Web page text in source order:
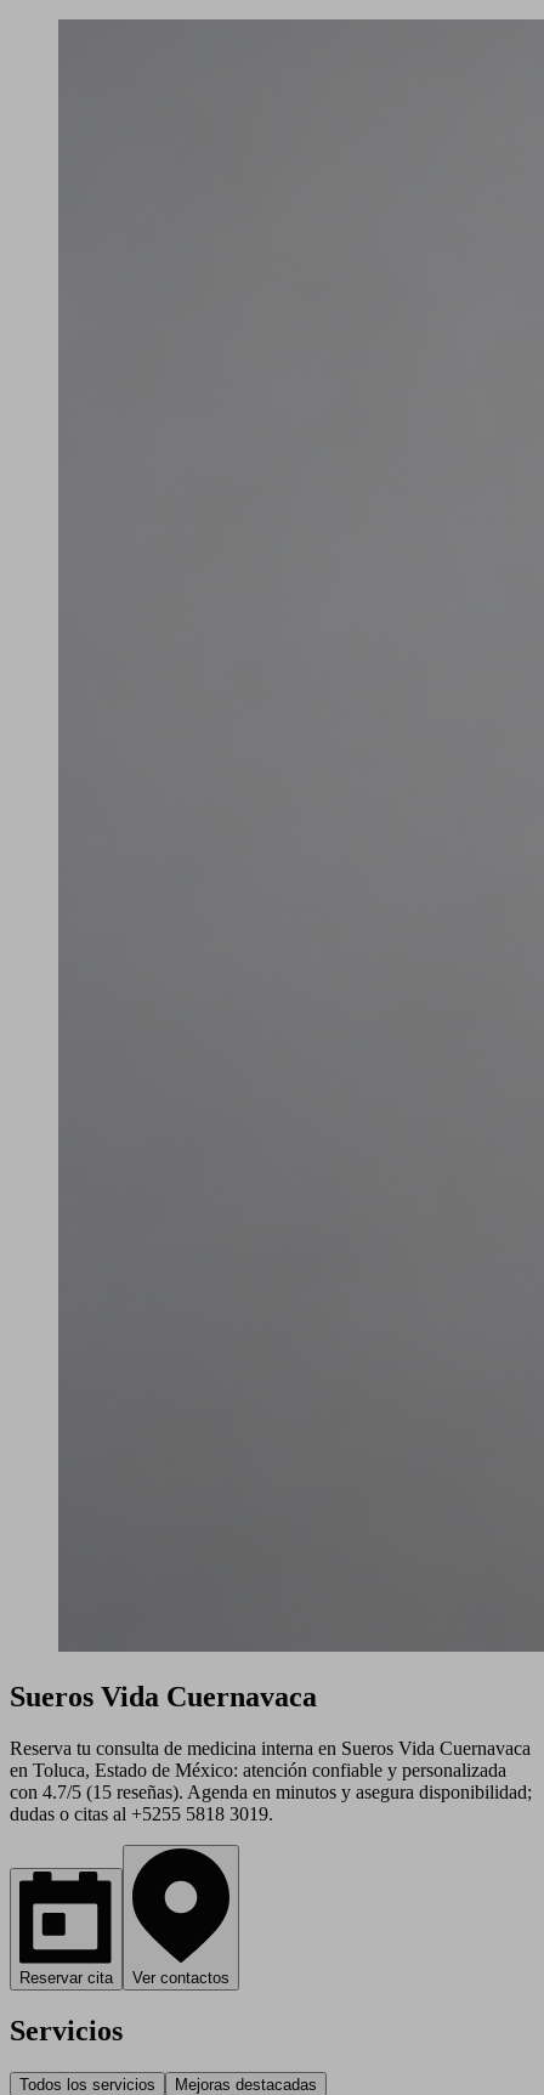
Sueros Vida Cuernavaca
Reserva tu consulta de medicina interna en Sueros Vida Cuernavaca
en Toluca, Estado de México: atención confiable y personalizada
con 4.7/5 (15 reseñas). Agenda en minutos y asegura disponibilidad;
dudas o citas al +5255 5818 3019.
Reservar cita Ver contactos
Servicios
Todos los servicios Mejoras destacadas